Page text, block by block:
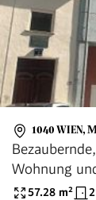
1040 WIEN,
Wohnung
des 4. Bezirks
57.28 m²